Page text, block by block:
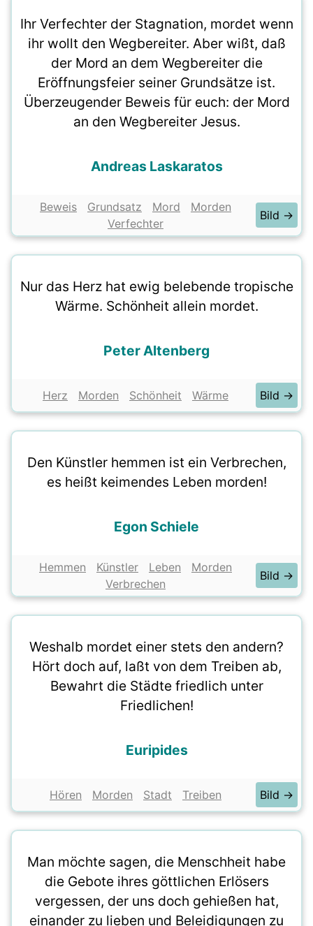
Ihr Verfechter der Stagnation, mordet wenn
ihr wollt den Wegbereiter. Aber wißt, daß
der Mord an dem Wegbereiter die
Eröffnungsfeier seiner Grundsätze ist.
Überzeugender Beweis für euch: der Mord
an den Wegbereiter Jesus.
Andreas Laskaratos
Beweis Grundsatz Mord
Morden
Verfechter
Bild →
Nur das Herz hat ewig belebende tropische
Wärme. Schönheit allein mordet.
Peter Altenberg
Herz Morden Schönheit Wärme Bild →
Den Künstler hemmen ist ein Verbrechen,
es heißt keimendes Leben morden!
Egon Schiele
Hemmen Künstler Leben
Morden
Verbrechen
Bild →
Weshalb mordet einer stets den andern?
Hört doch auf, laßt von dem Treiben ab,
Bewahrt die Städte friedlich unter
Friedlichen!
Euripides
Hören Morden Stadt Treiben Bild →
Man möchte sagen, die Menschheit habe
die Gebote ihres göttlichen Erlösers
vergessen, der uns doch gehießen hat,
einander zu lieben und Beleidigungen zu